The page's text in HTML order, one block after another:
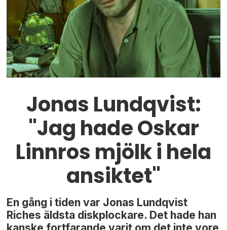
Jonas Lundqvist:
"Jag hade Oskar
Linnros mjölk i hela
ansiktet"
En gång i tiden var Jonas Lundqvist
Riches äldsta diskplockare. Det hade han